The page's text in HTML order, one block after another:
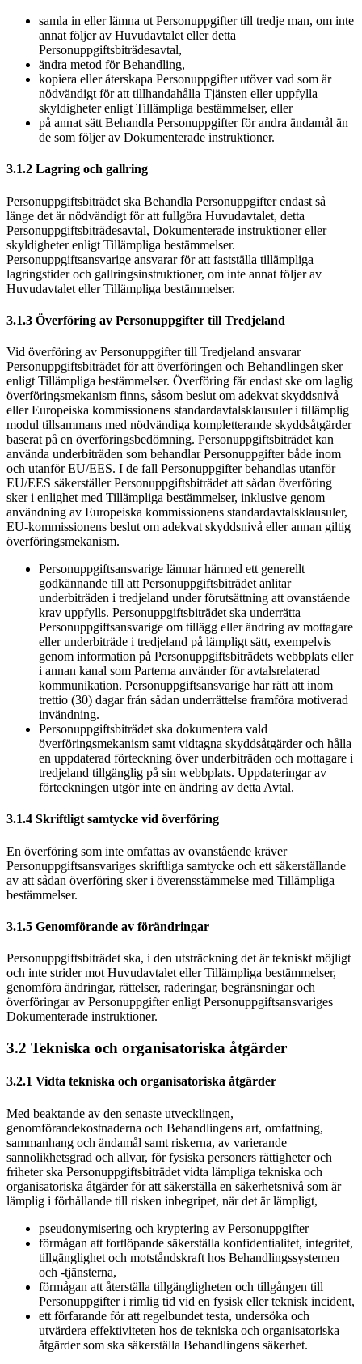
samla in eller lämna ut Personuppgifter till tredje man, om inte
annat följer av Huvudavtalet eller detta
Personuppgiftsbiträdesavtal,
ändra metod för Behandling,
kopiera eller återskapa Personuppgifter utöver vad som är
nödvändigt för att tillhandahålla Tjänsten eller uppfylla
skyldigheter enligt Tillämpliga bestämmelser, eller
på annat sätt Behandla Personuppgifter för andra ändamål än
de som följer av Dokumenterade instruktioner.
3.1.2 Lagring och gallring
Personuppgiftsbiträdet ska Behandla Personuppgifter endast så
länge det är nödvändigt för att fullgöra Huvudavtalet, detta
Personuppgiftsbiträdesavtal, Dokumenterade instruktioner eller
skyldigheter enligt Tillämpliga bestämmelser.
Personuppgiftsansvarige ansvarar för att fastställa tillämpliga
lagringstider och gallringsinstruktioner, om inte annat följer av
Huvudavtalet eller Tillämpliga bestämmelser.
3.1.3 Överföring av Personuppgifter till Tredjeland
Vid överföring av Personuppgifter till Tredjeland ansvarar
Personuppgiftsbiträdet för att överföringen och Behandlingen sker
enligt Tillämpliga bestämmelser. Överföring får endast ske om laglig
överföringsmekanism finns, såsom beslut om adekvat skyddsnivå
eller Europeiska kommissionens standardavtalsklausuler i tillämplig
modul tillsammans med nödvändiga kompletterande skyddsåtgärder
baserat på en överföringsbedömning. Personuppgiftsbiträdet kan
använda underbiträden som behandlar Personuppgifter både inom
och utanför EU/EES. I de fall Personuppgifter behandlas utanför
EU/EES säkerställer Personuppgiftsbiträdet att sådan överföring
sker i enlighet med Tillämpliga bestämmelser, inklusive genom
användning av Europeiska kommissionens standardavtalsklausuler,
EU-kommissionens beslut om adekvat skyddsnivå eller annan giltig
överföringsmekanism.
Personuppgiftsansvarige lämnar härmed ett generellt
godkännande till att Personuppgiftsbiträdet anlitar
underbiträden i tredjeland under förutsättning att ovanstående
krav uppfylls. Personuppgiftsbiträdet ska underrätta
Personuppgiftsansvarige om tillägg eller ändring av mottagare
eller underbiträde i tredjeland på lämpligt sätt, exempelvis
genom information på Personuppgiftsbiträdets webbplats eller
i annan kanal som Parterna använder för avtalsrelaterad
kommunikation. Personuppgiftsansvarige har rätt att inom
trettio (30) dagar från sådan underrättelse framföra motiverad
invändning.
Personuppgiftsbiträdet ska dokumentera vald
överföringsmekanism samt vidtagna skyddsåtgärder och hålla
en uppdaterad förteckning över underbiträden och mottagare i
tredjeland tillgänglig på sin webbplats. Uppdateringar av
förteckningen utgör inte en ändring av detta Avtal.
3.1.4 Skriftligt samtycke vid överföring
En överföring som inte omfattas av ovanstående kräver
Personuppgiftsansvariges skriftliga samtycke och ett säkerställande
av att sådan överföring sker i överensstämmelse med Tillämpliga
bestämmelser.
3.1.5 Genomförande av förändringar
Personuppgiftsbiträdet ska, i den utsträckning det är tekniskt möjligt
och inte strider mot Huvudavtalet eller Tillämpliga bestämmelser,
genomföra ändringar, rättelser, raderingar, begränsningar och
överföringar av Personuppgifter enligt Personuppgiftsansvariges
Dokumenterade instruktioner.
3.2 Tekniska och organisatoriska åtgärder
3.2.1 Vidta tekniska och organisatoriska åtgärder
Med beaktande av den senaste utvecklingen,
genomförandekostnaderna och Behandlingens art, omfattning,
sammanhang och ändamål samt riskerna, av varierande
sannolikhetsgrad och allvar, för fysiska personers rättigheter och
friheter ska Personuppgiftsbiträdet vidta lämpliga tekniska och
organisatoriska åtgärder för att säkerställa en säkerhetsnivå som är
lämplig i förhållande till risken inbegripet, när det är lämpligt,
pseudonymisering och kryptering av Personuppgifter
förmågan att fortlöpande säkerställa konfidentialitet, integritet,
tillgänglighet och motståndskraft hos Behandlingssystemen
och -tjänsterna,
förmågan att återställa tillgängligheten och tillgången till
Personuppgifter i rimlig tid vid en fysisk eller teknisk incident,
ett förfarande för att regelbundet testa, undersöka och
utvärdera effektiviteten hos de tekniska och organisatoriska
åtgärder som ska säkerställa Behandlingens säkerhet.